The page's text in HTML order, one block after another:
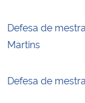
Defesa de
Martins
Defesa de